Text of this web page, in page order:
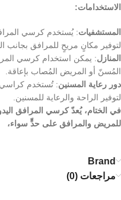
الاستخدامات:
المستشفيات: يُستخدم كرسي
لتوفير مكانٍ مريحٍ للمرافق بجانب
المنازل: يمكن استخدام كرسي
المُسنّ أو المريض المُصاب بإعاقة.
دور رعاية المسنين: تُستخدم كراسي
لتوفير الراحة والرعاية للمسنين.
في الختام، يُعدّ كرسي المرافق
للمريض والمرافق على حدٍّ سواء،
Brand
مراجعات (0)